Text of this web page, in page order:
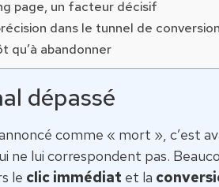
page, un facteur décisif
dans le tunnel de conversion
qu’à abandonner
dépassé
comme « mort », c’est
ne lui correspondent pas.
le clic immédiat et la